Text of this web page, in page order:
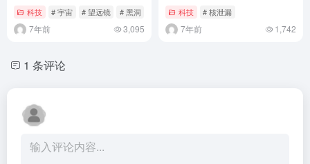
科技 # 宇宙 # 望远镜 # 黑洞
7年前 3,095
科技 # 核泄漏
7年前 1,742
1 条评论